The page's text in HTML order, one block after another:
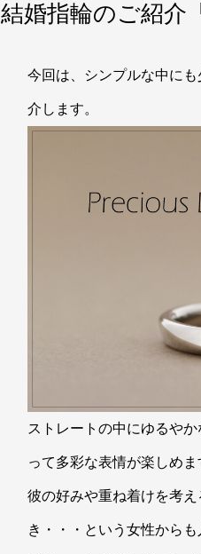
結婚指輪のご紹介
今回は、シンプルな中に
介します。
ストレートの中にゆるや
って多彩な表情が楽しめま
彼の好みや重ね着けを考
き・・・という女性からも